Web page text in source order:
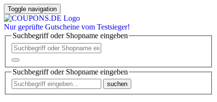
Toggle navigation
Nur geprüfte Gutscheine vom Testsieger!
Suchbegriff oder Shopname eingeben
Suchbegriff oder Shopname eingeben
suchen